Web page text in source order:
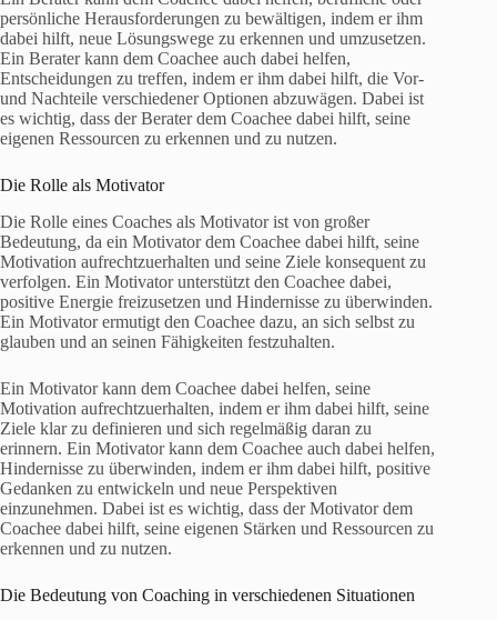
persönliche Herausforderungen zu bewältigen, indem er ihm
dabei hilft, neue Lösungswege zu erkennen und umzusetzen.
Ein Berater kann dem Coachee auch dabei helfen,
Entscheidungen zu treffen, indem er ihm dabei hilft, die Vor-
und Nachteile verschiedener Optionen abzuwägen. Dabei ist
es wichtig, dass der Berater dem Coachee dabei hilft, seine
eigenen Ressourcen zu erkennen und zu nutzen.
Die Rolle als Motivator
Die Rolle eines Coaches als Motivator ist von großer
Bedeutung, da ein Motivator dem Coachee dabei hilft, seine
Motivation aufrechtzuerhalten und seine Ziele konsequent zu
verfolgen. Ein Motivator unterstützt den Coachee dabei,
positive Energie freizusetzen und Hindernisse zu überwinden.
Ein Motivator ermutigt den Coachee dazu, an sich selbst zu
glauben und an seinen Fähigkeiten festzuhalten.
Ein Motivator kann dem Coachee dabei helfen, seine
Motivation aufrechtzuerhalten, indem er ihm dabei hilft, seine
Ziele klar zu definieren und sich regelmäßig daran zu
erinnern. Ein Motivator kann dem Coachee auch dabei helfen,
Hindernisse zu überwinden, indem er ihm dabei hilft, positive
Gedanken zu entwickeln und neue Perspektiven
einzunehmen. Dabei ist es wichtig, dass der Motivator dem
Coachee dabei hilft, seine eigenen Stärken und Ressourcen zu
erkennen und zu nutzen.
Die Bedeutung von Coaching in verschiedenen Situationen